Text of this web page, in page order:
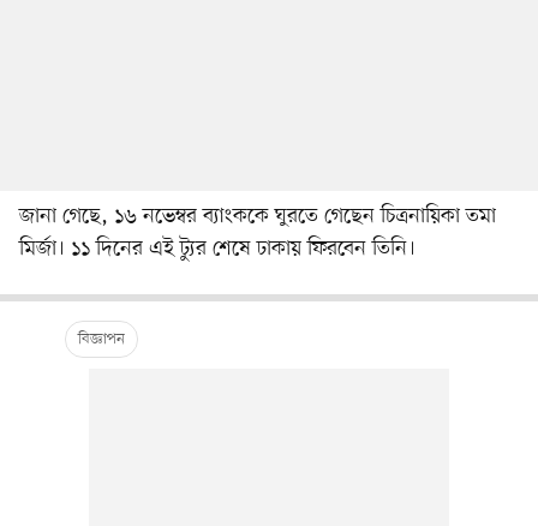
জানা গেছে, ১৬ নভেম্বর ব্যাংককে ঘুরতে গেছেন চিত্রনায়িকা তমা
মির্জা। ১১ দিনের এই ট্যুর শেষে ঢাকায় ফিরবেন তিনি।